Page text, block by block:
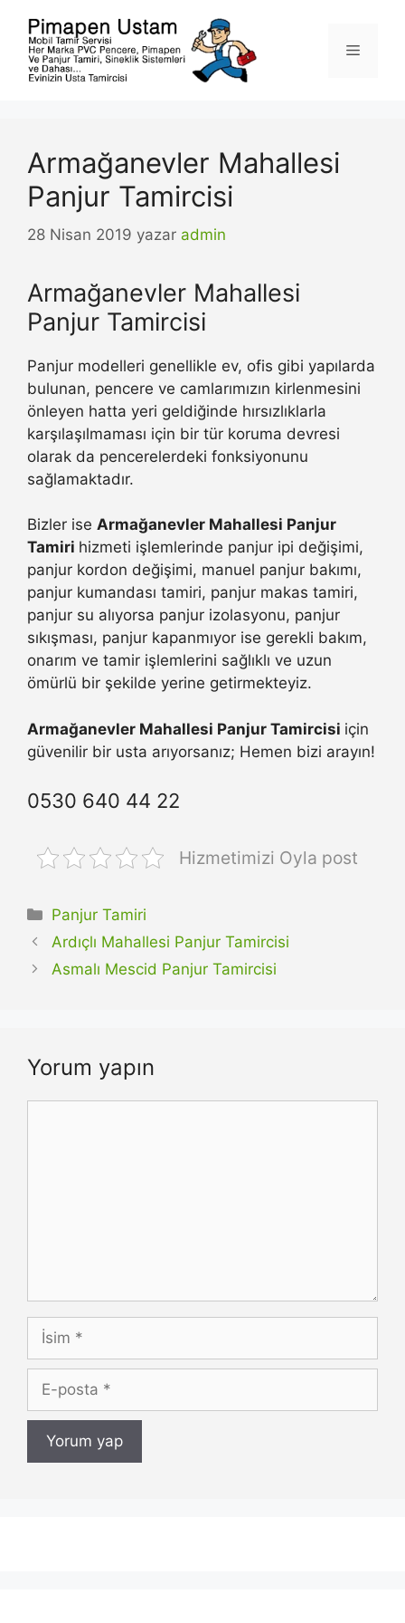
Menü
Armağanevler Mahallesi
Panjur Tamircisi
28 Nisan 2019 yazar admin
Armağanevler Mahallesi
Panjur Tamircisi
Panjur modelleri genellikle ev, ofis gibi yapılarda
bulunan, pencere ve camlarımızın kirlenmesini
önleyen hatta yeri geldiğinde hırsızlıklarla
karşılaşılmaması için bir tür koruma devresi
olarak da pencerelerdeki fonksiyonunu
sağlamaktadır.
Bizler ise Armağanevler Mahallesi Panjur
Tamiri hizmeti işlemlerinde panjur ipi değişimi,
panjur kordon değişimi, manuel panjur bakımı,
panjur kumandası tamiri, panjur makas tamiri,
panjur su alıyorsa panjur izolasyonu, panjur
sıkışması, panjur kapanmıyor ise gerekli bakım,
onarım ve tamir işlemlerini sağlıklı ve uzun
ömürlü bir şekilde yerine getirmekteyiz.
Armağanevler Mahallesi Panjur Tamircisi için
güvenilir bir usta arıyorsanız; Hemen bizi arayın!
0530 640 44 22
Hizmetimizi Oyla post
Kategoriler
Panjur Tamiri
Ardıçlı Mahallesi Panjur Tamircisi
Asmalı Mescid Panjur Tamircisi
Yorum yapın
İsim
posta